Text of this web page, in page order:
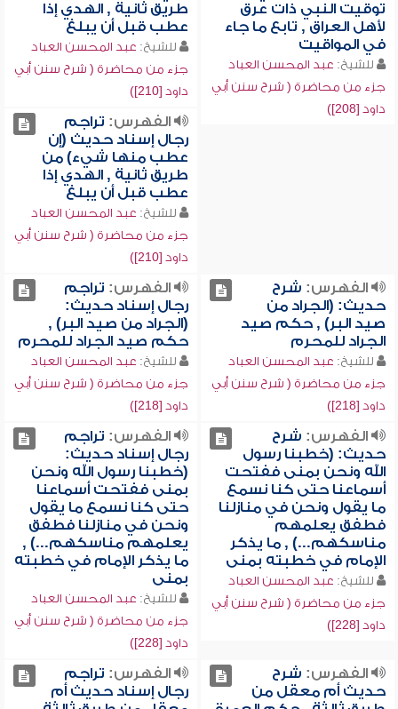
توقيت النبي ذات عرق
لأهل العراق , تابع ما جاء
في المواقيت
للشيخ: عبد المحسن العباد
جزء من محاضرة ( شرح سنن أبي
داود [208])
طريق ثانية , الهدي إذا
عطب قبل أن يبلغ
للشيخ: عبد المحسن العباد
جزء من محاضرة ( شرح سنن أبي
داود [210])
الفهرس: تراجم
رجال إسناد حديث (إن
عطب منها شيء) من
طريق ثانية , الهدي إذا
عطب قبل أن يبلغ
للشيخ: عبد المحسن العباد
جزء من محاضرة ( شرح سنن أبي
داود [210])
الفهرس: شرح
حديث: (الجراد من
صيد البر) , حكم صيد
الجراد للمحرم
للشيخ: عبد المحسن العباد
جزء من محاضرة ( شرح سنن أبي
داود [218])
الفهرس: تراجم
رجال إسناد حديث:
(الجراد من صيد البر) ,
حكم صيد الجراد للمحرم
للشيخ: عبد المحسن العباد
جزء من محاضرة ( شرح سنن أبي
داود [218])
الفهرس: شرح
حديث: (خطبنا رسول
الله ونحن بمنى ففتحت
أسماعنا حتى كنا نسمع
ما يقول ونحن في منازلنا
فطفق يعلمهم
مناسكهم...) , ما يذكر
الإمام في خطبته بمنى
للشيخ: عبد المحسن العباد
جزء من محاضرة ( شرح سنن أبي
داود [228])
الفهرس: تراجم
رجال إسناد حديث:
(خطبنا رسول الله ونحن
بمنى ففتحت أسماعنا
حتى كنا نسمع ما يقول
ونحن في منازلنا فطفق
يعلمهم مناسكهم...) ,
ما يذكر الإمام في خطبته
بمنى
للشيخ: عبد المحسن العباد
جزء من محاضرة ( شرح سنن أبي
داود [228])
الفهرس: شرح
حديث أم معقل من
الفهرس: تراجم
رجال إسناد حديث أم